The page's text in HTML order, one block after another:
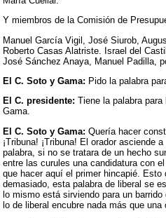
Y miembros de la Comisión de
Manuel García Vigil, José Siurob,
Roberto Casas Alatriste. Israel del
José Sánchez Anaya, Manuel Padilla,
El C. Soto y Gama: Pido la palabra
El C. presidente: Tiene la palabra
Gama.
El C. Soto y Gama: Quería hacer
¡Tribuna! ¡Tribuna! El orador asciende
palabra, si no se tratara de un hecho
entre las curules una candidatura con
que hacer aquí el primer hincapié.
demasiado, esta palabra de liberal se
lo mismo está sirviendo para un
lo de liberal encubre nada más que una